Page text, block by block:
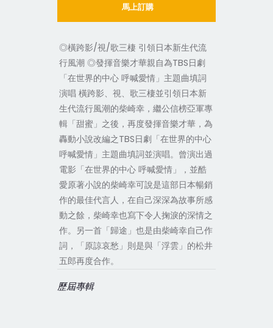
馬上訂購
◎橫跨影/視/歌三棲 引領日本新生代流
行風潮 ◎發揮音樂才華親自為TBS日劇
「在世界的中心 呼喊愛情」主題曲填詞
演唱 橫跨影、視、歌三棲並引領日本新
生代流行風潮的柴崎幸，繼公信榜亞軍專
輯「甜蜜」之後，再度發揮音樂才華，為
轟動小說改編之TBS日劇「在世界的中心
呼喊愛情」主題曲填詞並演唱。曾演出過
電影「在世界的中心 呼喊愛情」，並酷
愛原著小說的柴崎幸可說是這部日本暢銷
作的最佳代言人，在自己深深為故事所感
動之餘，柴崎幸也寫下令人掬淚的深情之
作。另一首「歸途」也是由柴崎幸自己作
詞，「原諒哀愁」則是與「浮雲」的松井
五郎再度合作。
歷屆專輯